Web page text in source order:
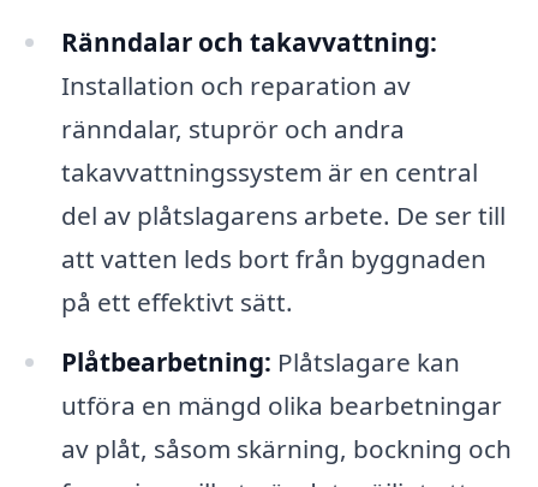
Ränndalar och takavvattning:
Installation och reparation av
ränndalar, stuprör och andra
takavvattningssystem är en central
del av plåtslagarens arbete. De ser till
att vatten leds bort från byggnaden
på ett effektivt sätt.
Plåtbearbetning: Plåtslagare kan
utföra en mängd olika bearbetningar
av plåt, såsom skärning, bockning och